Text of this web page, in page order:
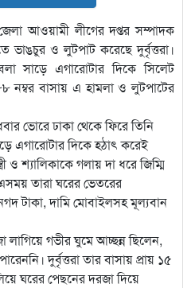
আওয়ামী লীগের দপ্তর সম্পাদক
ও লুটপাট করেছে দুর্বৃত্তরা।
সাড়ে এগারোটার দিকে সিলেট
নম্বর বাসায় এ হামলা ও লুটপাটের
ভোরে ঢাকা থেকে ফিরে তিনি
এগারোটার দিকে হঠাৎ করেই
ও শ্যালিকাকে গলায় দা ধরে জিম্মি
তারা ঘরের ভেতরের
টাকা, দামি মোবাইলসহ মূল্যবান
গভীর ঘুমে আচ্ছন্ন ছিলেন,
দুর্বৃত্তরা তার বাসায় প্রায় ১৫
ঘরের পেছনের দরজা দিয়ে